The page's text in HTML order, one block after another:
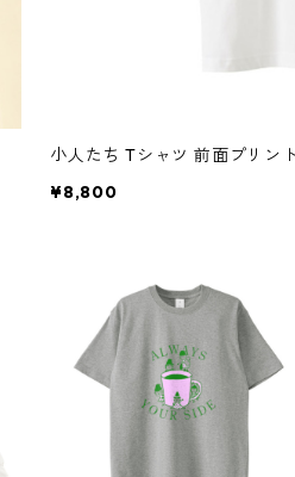
小人たち Tシャツ 前面プリン
¥8,800